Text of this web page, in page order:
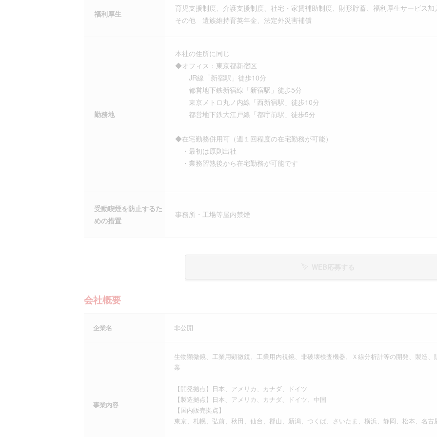
福利厚生
育児支援制度、介護支援制度、社宅・家賃補助制度、財形貯蓄、福利厚生サービス加
その他 遺族維持育英年金、法定外災害補償
勤務地
本社の住所に同じ
◆オフィス：東京都新宿区
JR線「新宿駅」徒歩10分
都営地下鉄新宿線「新宿駅」徒歩5分
東京メトロ丸ノ内線「西新宿駅」徒歩10分
都営地下鉄大江戸線「都庁前駅」徒歩5分
◆在宅勤務併用可（週１回程度の在宅勤務が可能）
・最初は原則出社
・業務習熟後から在宅勤務が可能です
受動喫煙を防止するた
めの措置
事務所・工場等屋内禁煙
会社概要
企業名 非公開
事業内容
生物顕微鏡、工業用顕微鏡、工業用内視鏡、非破壊検査機器、Ｘ線分析計等の開発、製造
業
【開発拠点】日本、アメリカ、カナダ、ドイツ
【製造拠点】日本、アメリカ、カナダ、ドイツ、中国
【国内販売拠点】
東京、札幌、弘前、秋田、仙台、郡山、新潟、つくば、さいたま、横浜、静岡、松本、名